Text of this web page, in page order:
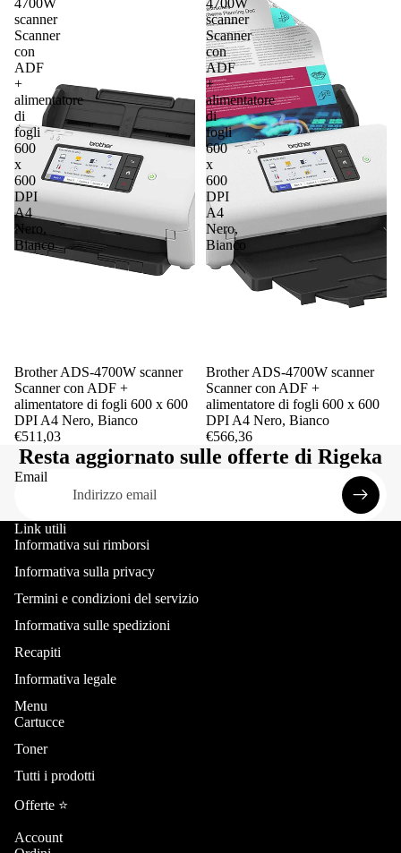
scanner
Scanner
con
ADF
+
alimentatore
di
fogli
600
x
600
DPI
A4
Nero,
Bianco
Brother ADS-4700W scanner
Scanner con ADF +
alimentatore di fogli 600 x 600
DPI A4 Nero, Bianco
€511,03
scanner
Scanner
con
ADF
+
alimentatore
di
fogli
600
x
600
DPI
A4
Nero,
Bianco
Brother ADS-4700W scanner
Scanner con ADF +
alimentatore di fogli 600 x 600
DPI A4 Nero, Bianco
€566,36
Resta aggiornato sulle offerte di Rigeka
Email
Link utili
Informativa sui rimborsi
Informativa sulla privacy
Termini e condizioni del servizio
Informativa sulle spedizioni
Recapiti
Informativa legale
Menu
Cartucce
Toner
Tutti i prodotti
Offerte ⭐️
Account
Informativa sulla privacy
Termini e condizioni del servizio
Recapiti